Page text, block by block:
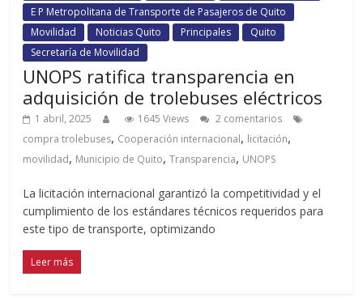
E P Metropolitana de Transporte de Pasajeros de Quito
Movilidad
Noticias Quito Principales
Quito
Secretaría de Movilidad
UNOPS ratifica transparencia en
adquisición de trolebuses eléctricos
1 abril, 2025 1645 Views
2 comentarios
compra trolebuses, Cooperación internacional, licitación,
movilidad, Municipio de Quito,Transparencia, UNOPS
La licitación internacional garantizó la competitividad y el
cumplimiento de los estándares técnicos requeridos para
este tipo de transporte, optimizando
Leer más